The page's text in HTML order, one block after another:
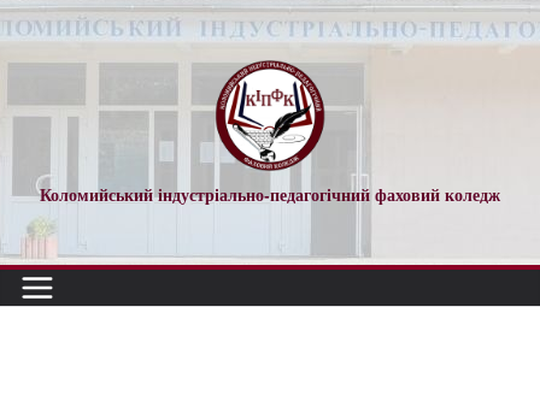
Перейти
до
Коломийський індустріально-педагогічний фаховий коледж